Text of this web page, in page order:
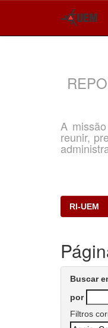
A
reunir,
RI-UEM
Buscar
por
Filtros